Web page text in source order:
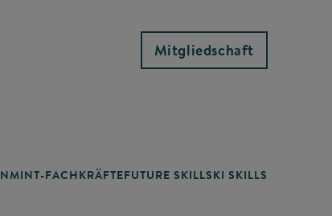
Mitgliedschaft
MINT-FACHKRÄFTEFUTURE SKILLSKI SKILLS